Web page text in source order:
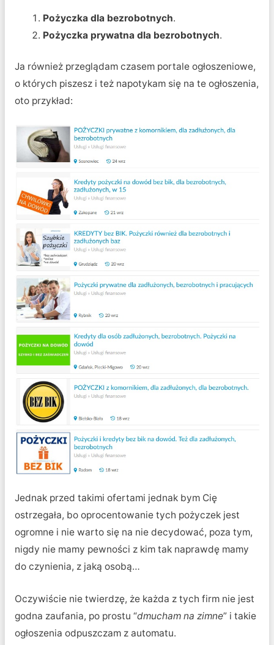
Pożyczka dla bezrobotnych.
Pożyczka prywatna dla bezrobotnych.
Ja również przeglądam czasem portale ogłoszeniowe,
o których piszesz i też napotykam się na te ogłoszenia,
oto przykład:
Jednak przed takimi ofertami jednak bym Cię
ostrzegała, bo oprocentowanie tych pożyczek jest
ogromne i nie warto się na nie decydować, poza tym,
nigdy nie mamy pewności z kim tak naprawdę mamy
do czynienia, z jaką osobą…
Oczywiście nie twierdzę, że każda z tych firm nie jest
godna zaufania, po prostu “dmucham na zimne” i takie
ogłoszenia odpuszczam z automatu.